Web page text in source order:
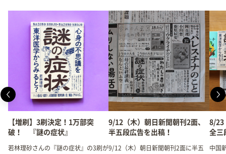
【増刷】3刷決定！1万部突
破！ 『謎の症状』
若林理砂さんの『謎の症状』の3刷が
9/12（木）朝日新聞朝刊2面、
半五段広告を出稿！
9/12（木）朝日新聞朝刊2面に半五
8/23
全三
中国